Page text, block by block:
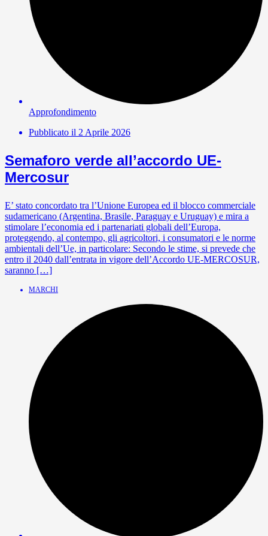
Approfondimento
Pubblicato il 2 Aprile 2026
Semaforo verde all’accordo UE-
Mercosur
E’ stato concordato tra l’Unione Europea ed il blocco commerciale
sudamericano (Argentina, Brasile, Paraguay e Uruguay) e mira a
stimolare l’economia ed i partenariati globali dell’Europa,
proteggendo, al contempo, gli agricoltori, i consumatori e le norme
ambientali dell’Ue, in particolare: Secondo le stime, si prevede che
entro il 2040 dall’entrata in vigore dell’Accordo UE-MERCOSUR,
saranno […]
MARCHI